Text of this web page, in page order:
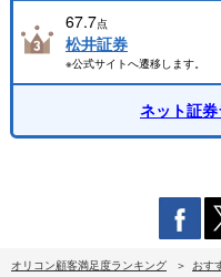
67.7点
松井証券
※公式サイトへ遷移します。
ネット証
オリコン顧客満足度ランキング おす